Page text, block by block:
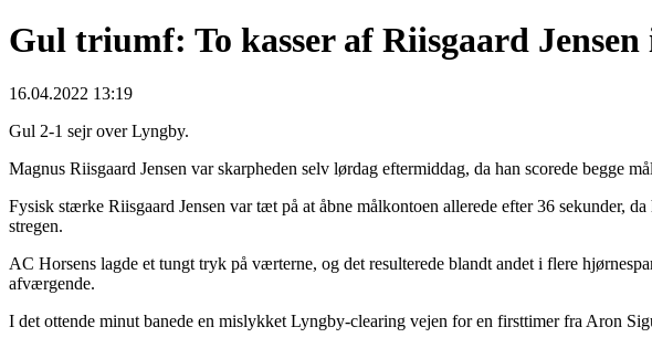
Gul triumf: To kasser af Riisgaard
16.04.2022 13:19
Gul 2-1 sejr over Lyngby.
Magnus Riisgaard Jensen var skarpheden selv lørdag eftermiddag, da han scorede begge
Fysisk stærke Riisgaard Jensen var tæt på at åbne målkontoen allerede efter 36 sekunder,
stregen.
AC Horsens lagde et tungt tryk på værterne, og det resulterede blandt andet i flere
afværgende.
I det ottende minut banede en mislykket Lyngby-clearing vejen for en firsttimer fra Aron